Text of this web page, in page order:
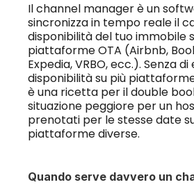
Il channel manager è un
sincronizza in tempo reale il
disponibilità del tuo immobile
piattaforme OTA (Airbnb,
Expedia, VRBO, ecc.). Senza
disponibilità su più
è una ricetta per il double
situazione peggiore per un
prenotati per le stesse date
piattaforme diverse.
Quando serve davvero un